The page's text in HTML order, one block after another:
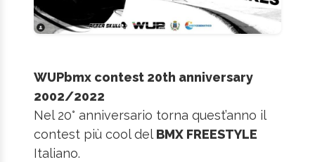
WUPbmx contest 20th anniversary
2002/2022
Nel 20° anniversario torna quest’anno il
contest più cool del BMX FREESTYLE
Italiano.